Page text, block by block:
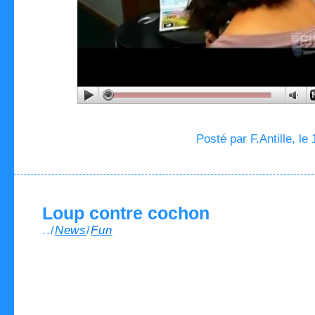
Posté par F.Antille, le
Loup contre cochon
../News/Fun